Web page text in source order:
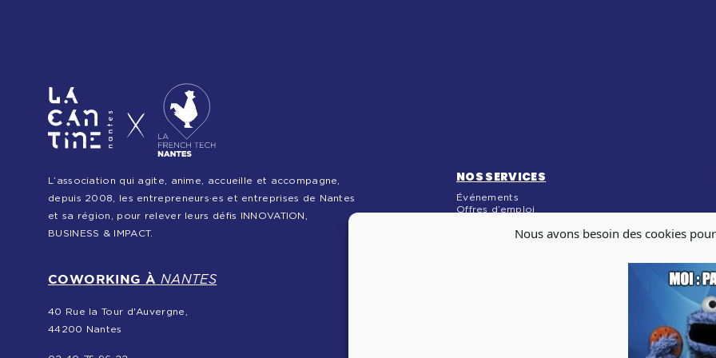
Nous avons besoin des cookies
L’association qui agite, anime, accueille et accompagne,
depuis 2008, les entrepreneurs·es et entreprises de Nantes
et sa région, pour relever leurs défis INNOVATION,
BUSINESS & IMPACT.
COWORKING À NANTES
40 Rue la Tour d'Auvergne,
44200 Nantes
NOS SERVICES
Événements
Offres d’emploi
Domiciliation